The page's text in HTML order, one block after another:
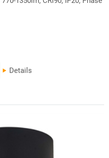
Details